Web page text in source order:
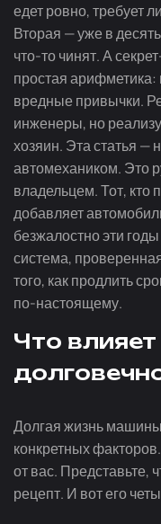
едет ровно, требует
Вторая — уже в
что-то чинят. А
простая
вредные привычки.
инженеры, но
хозяин. Эта статья —
автомехаником. Это
владельцем. Тот, кто
добавляет
безжалостно эти
система,
того, как продлить
по-настоящему.
Что влияет
Долгая жизнь
конкретных
от вас. Представьте,
рецепт. И вот его